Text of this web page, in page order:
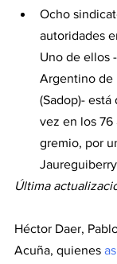
Ocho
autoridades
Uno de ellos
Argentino de
(Sadop)-
vez en los 76
gremio, por
Última
Héctor Daer,
Acuña, quienes